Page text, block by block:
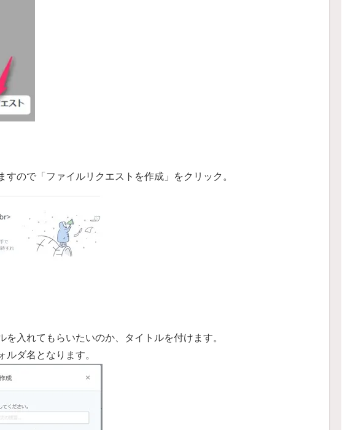
すので「ファイルリクエストを作成」をクリック。
を入れてもらいたいのか、タイトルを付けます。
ルダ名となります。